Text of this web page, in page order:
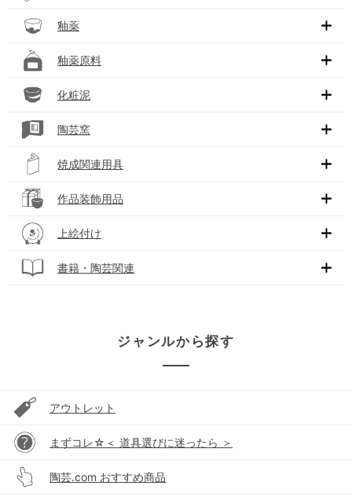
釉薬
釉薬原料
化粧泥
陶芸窯
焼成関連用具
作品装飾用品
上絵付け
書籍・陶芸関連
ジャンルから探す
アウトレット
まずコレ☆＜ 道具選びに迷ったら ＞
陶芸.com おすすめ商品